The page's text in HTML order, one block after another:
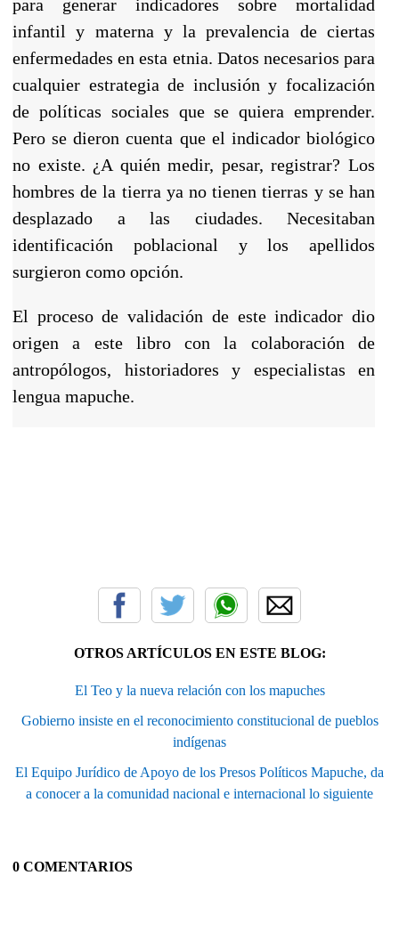
para generar indicadores sobre mortalidad
infantil y materna y la prevalencia de ciertas
enfermedades en esta etnia. Datos necesarios para
cualquier estrategia de inclusión y focalización
de políticas sociales que se quiera emprender.
Pero se dieron cuenta que el indicador biológico
no existe. ¿A quién medir, pesar, registrar? Los
hombres de la tierra ya no tienen tierras y se han
desplazado a las ciudades. Necesitaban
identificación poblacional y los apellidos
surgieron como opción.
El proceso de validación de este indicador dio
origen a este libro con la colaboración de
antropólogos, historiadores y especialistas en
lengua mapuche.
OTROS ARTÍCULOS EN ESTE BLOG:
El Teo y la nueva relación con los mapuches
Gobierno insiste en el reconocimiento constitucional de pueblos
indígenas
El Equipo Jurídico de Apoyo de los Presos Políticos Mapuche, da
a conocer a la comunidad nacional e internacional lo siguiente
0 COMENTARIOS